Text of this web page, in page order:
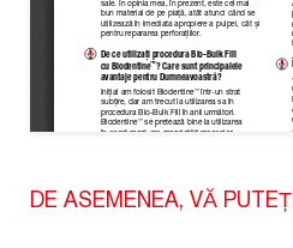
DE ASEMENEA, VĂ